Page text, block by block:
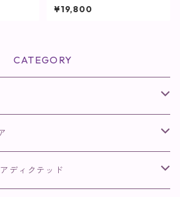
ン
MN / 20mL【美容液】
¥19,800
CATEGORY
ディクテッド